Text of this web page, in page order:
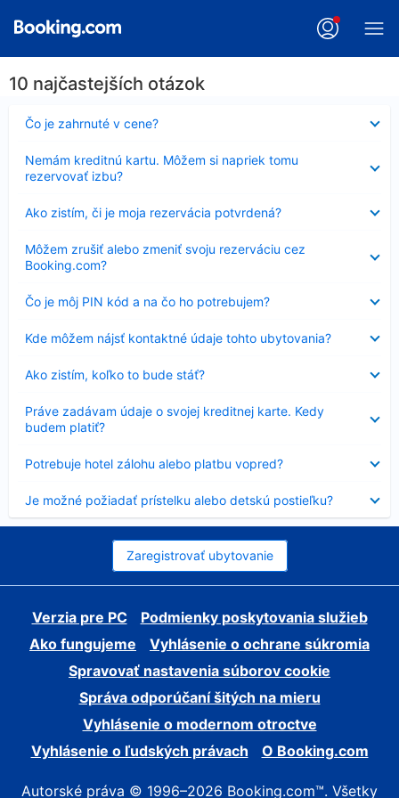
10 najčastejších otázok
Čo je zahrnuté v cene?
Nezobrazuje
sa
Nemám kreditnú kartu. Môžem si napriek tomu
rezervovať izbu?
sa
Ako zistím, či je moja rezervácia potvrdená?
sa
Môžem zrušiť alebo zmeniť svoju rezerváciu cez
Booking.com?
sa
Čo je môj PIN kód a na čo ho potrebujem?
Nezobrazuje
sa
Kde môžem nájsť kontaktné údaje tohto ubytovania?
sa
Ako zistím, koľko to bude stáť?
sa
Práve zadávam údaje o svojej kreditnej karte. Kedy
budem platiť?
sa
Potrebuje hotel zálohu alebo platbu vopred?
sa
Je možné požiadať prístelku alebo detskú postieľku?
sa
Zaregistrovať ubytovanie
Verzia pre PC
Podmienky poskytovania služieb
Ako fungujeme
Vyhlásenie o ochrane súkromia
Spravovať nastavenia súborov cookie
Správa odporúčaní šitých na mieru
Vyhlásenie o modernom otroctve
Vyhlásenie o ľudských právach
O Booking.com
Autorské práva © 1996–2026 Booking.com™. Všetky